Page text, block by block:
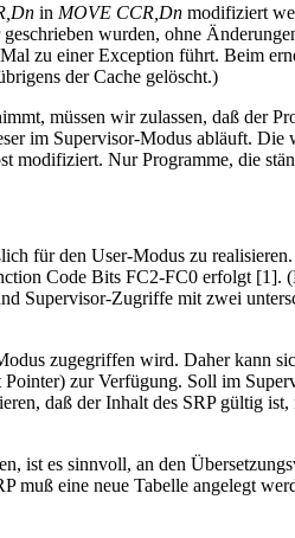
in MOVE CCR,Dn modifiziert
wurden, ohne
zu einer Exception führt. Beim
der Cache gelöscht.)
müssen wir zulassen, daß der
im Supervisor-Modus abläuft. Die
Nur Programme, die
für den User-Modus zu
Code Bits FC2-FC0 erfolgt [1].
Zugriffe mit zwei
zugegriffen wird. Daher kann
zur Verfügung. Soll im
daß der Inhalt des SRP gültig
ist es sinnvoll, an den
muß eine neue Tabelle angelegt